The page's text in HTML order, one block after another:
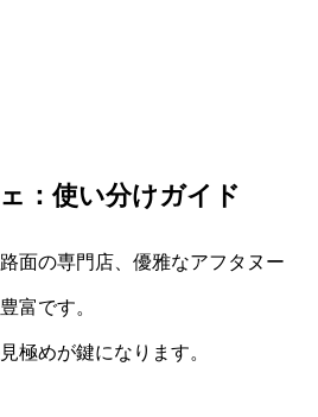
：使い分けガイド
面の専門店、優雅なアフタヌー
富です。
極めが鍵になります。